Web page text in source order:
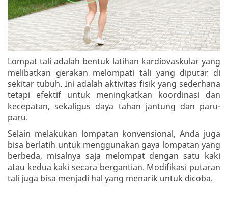
Lompat tali adalah bentuk latihan kardiovaskular yang
melibatkan gerakan melompati tali yang diputar di
sekitar tubuh. Ini adalah aktivitas fisik yang sederhana
tetapi efektif untuk meningkatkan koordinasi dan
kecepatan, sekaligus daya tahan jantung dan paru-
paru.
Selain melakukan lompatan konvensional, Anda juga
bisa berlatih untuk menggunakan gaya lompatan yang
berbeda, misalnya saja melompat dengan satu kaki
atau kedua kaki secara bergantian. Modifikasi putaran
tali juga bisa menjadi hal yang menarik untuk dicoba.